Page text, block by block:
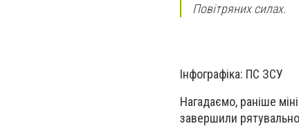
Повітряних силах.
Інфографіка: ПС ЗСУ
Нагадаємо, раніше
завершили